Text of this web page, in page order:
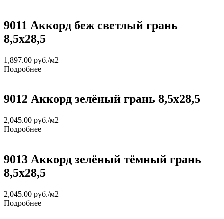
9011 Аккорд беж светлый грань
8,5х28,5
1,897.00 руб./м2
Подробнее
9012 Аккорд зелёный грань 8,5х28,5
2,045.00 руб./м2
Подробнее
9013 Аккорд зелёный тёмный грань
8,5х28,5
2,045.00 руб./м2
Подробнее